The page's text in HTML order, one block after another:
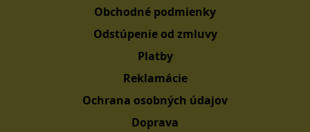
Obchodné podmienky
Odstúpenie od zmluvy
Platby
Reklamácie
Ochrana osobných údajov
Doprava